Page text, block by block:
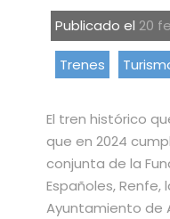
Publicado el 20
Trenes
El tren histórico
que en 2024
conjunta de la
Españoles,
Ayuntamiento de